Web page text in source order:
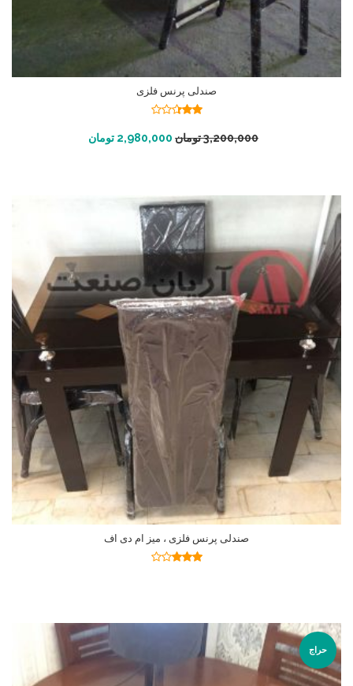
صندلی پرنس فلزی
از 5 3,200,000تومان 2,980,000 تومان افزودن به سبد خرید
صندلی پرنس فلزی ، میز ام دی اف
اطلاعات بیشتر
حراج